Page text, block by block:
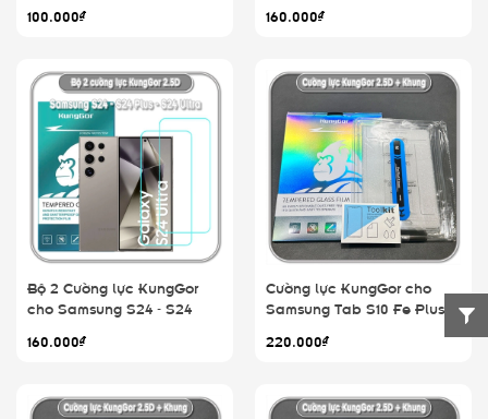
100.000₫ 160.000₫
Bộ 2 Cường lực KungGor
cho Samsung S24 - S24
160.000₫
Cường lực KungGor cho
Samsung Tab S10 Fe Plus
220.000₫